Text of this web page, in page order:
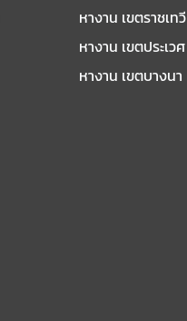
หางาน เขตราชเทวี
หางาน เขตประเวศ
หางาน เขตบางนา